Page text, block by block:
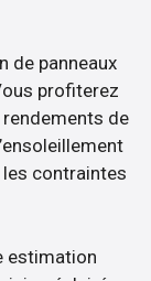
de panneaux
profiterez
de
les contraintes
estimation